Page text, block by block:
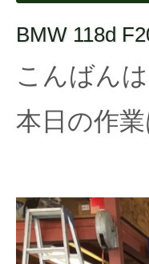
BMW 118d
こんばんは
本日の作